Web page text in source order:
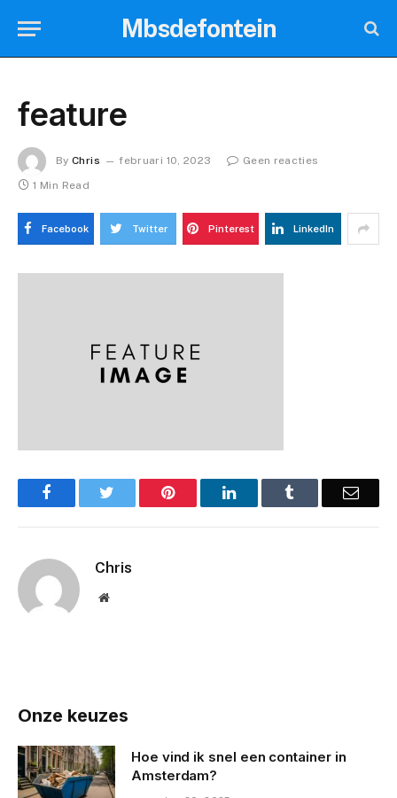
Mbsdefontein
feature
By Chris februari 10, 2023
Geen reacties
1 Min Read
Facebook Twitter Pinterest LinkedIn
Facebook Pinterest LinkedIn Email
Chris
Website
Onze keuzes
Hoe vind ik snel een container in
Amsterdam?